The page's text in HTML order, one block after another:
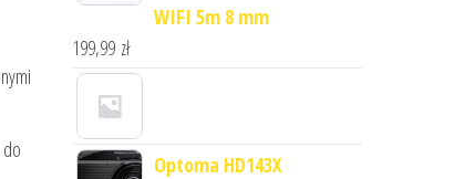
WIFI 5m 8 mm
199,99 zł
Optoma HD143X